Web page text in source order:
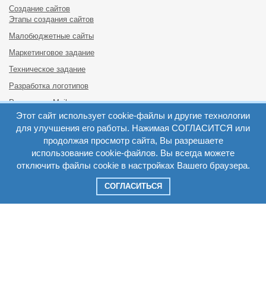
Создание сайтов
Этапы создания сайтов
Малобюджетные сайты
Маркетинговое задание
Техническое задание
Разработка логотипов
Реклама на Mail.ru
Реклама на Одноклассниках
Реклама на Яндексе
Реклама в Google Adwords
Поисковая оптимизация
Этот сайт использует cookie-файлы и другие технологии
для улучшения его работы. Нажимая СОГЛАСИТСЯ или
продолжая просмотр сайта, Вы разрешаете
использование cookie-файлов. Вы всегда можете
отключить файлы cookie в настройках Вашего браузера.
СОГЛАСИТЬСЯ